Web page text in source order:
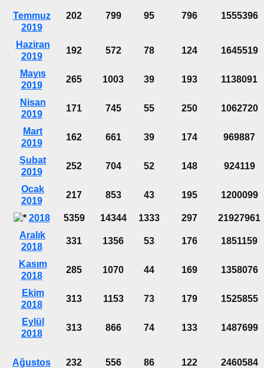
Temmuz
2019
202 799 95 796 1555396
Haziran
2019
192 572 78 124 1645519
Mayıs
2019
265 1003 39 193 1138091
Nisan
2019
171 745 55 250 1062720
Mart
2019
162 661 39 174 969887
Şubat
2019
252 704 52 148 924119
Ocak
2019
217 853 43 195 1200099
2018 5359 14344 1333 297
21927961
Aralık
2018
331 1356 53 176 1851159
Kasım
2018
285 1070 44 169 1358076
Ekim
2018
313 1153 73 179 1525855
Eylül
2018
313 866 74 133 1487699
Ağustos
232 556 86 122 2460584